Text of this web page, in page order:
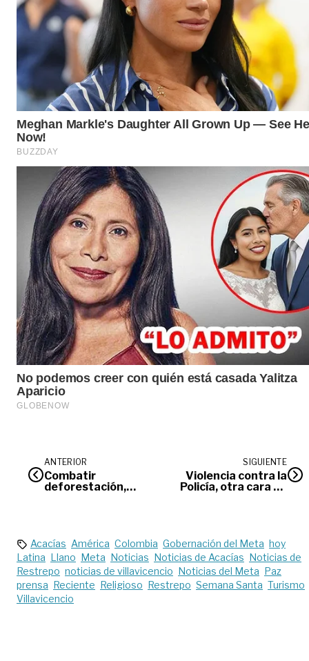
ANTERIOR
Combatir
deforestación,
SIGUIENTE
Violencia contra la
Policía, otra cara de
Acacías América Colombia Gobernación del Meta hoy
Latina Llano Meta Noticias Noticias de Acacías Noticias de
Restrepo noticias de villavicencio Noticias del Meta Paz
prensa Reciente Religioso Restrepo Semana Santa Turismo
Villavicencio